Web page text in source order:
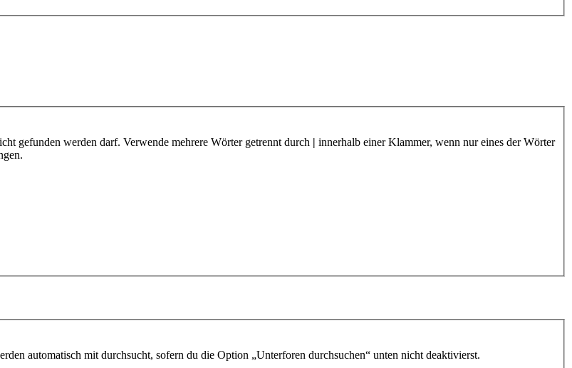
gefunden werden darf. Verwende mehrere Wörter getrennt durch | innerhalb einer Klammer, wenn nur eines der Wörter
automatisch mit durchsucht, sofern du die Option „Unterforen durchsuchen“ unten nicht deaktivierst.